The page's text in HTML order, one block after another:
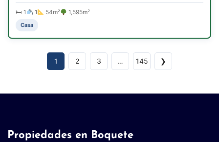
🛏 1 1 54m² 1,595m²
Casa
1 2 3 … 145 ❯
Propiedades en Boquete